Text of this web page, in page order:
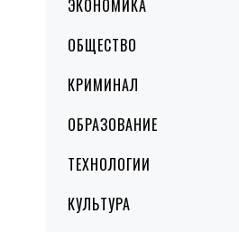
ЭКОНОМИКА
ОБЩЕСТВО
КРИМИНАЛ
ОБРАЗОВАНИЕ
ТЕХНОЛОГИИ
КУЛЬТУРА